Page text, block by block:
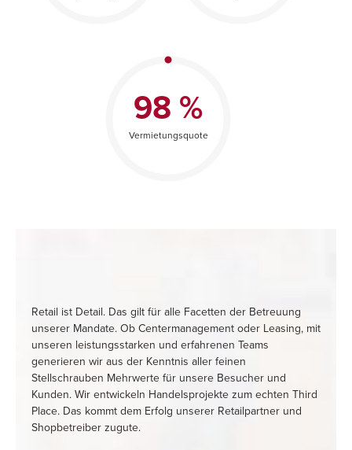
98 %
Vermietungsquote
Retail ist Detail. Das gilt für alle Facetten der Betreuung
unserer Mandate. Ob Centermanagement oder Leasing, mit
unseren leistungsstarken und erfahrenen Teams
generieren wir aus der Kenntnis aller feinen
Stellschrauben Mehrwerte für unsere Besucher und
Kunden. Wir entwickeln Handelsprojekte zum echten Third
Place. Das kommt dem Erfolg unserer Retailpartner und
Shopbetreiber zugute.